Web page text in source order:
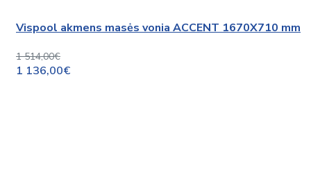
Vispool akmens masės vonia ACCENT 1670X710 mm
1 514,00€
1 136,00€